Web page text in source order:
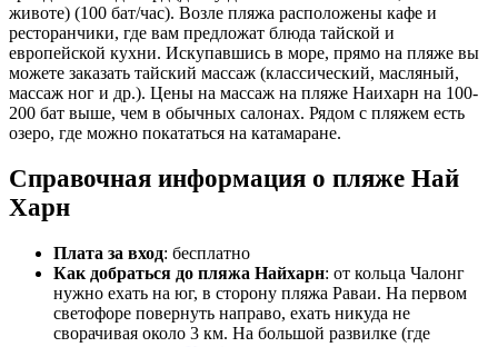
животе) (100 бат/час). Возле пляжа расположены кафе и
ресторанчики, где вам предложат блюда тайской и
европейской кухни. Искупавшись в море, прямо на пляже вы
можете заказать тайский массаж (классический, масляный,
массаж ног и др.). Цены на массаж на пляже Наихарн на 100-
200 бат выше, чем в обычных салонах. Рядом с пляжем есть
озеро, где можно покататься на катамаране.
Справочная информация о пляже Най
Харн
Плата за вход: бесплатно
Как добраться до пляжа Найхарн: от кольца Чалонг
нужно ехать на юг, в сторону пляжа Раваи. На первом
светофоре повернуть направо, ехать никуда не
сворачивая около 3 км. На большой развилке (где